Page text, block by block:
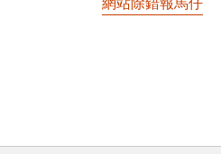
網站除錯報馬仔